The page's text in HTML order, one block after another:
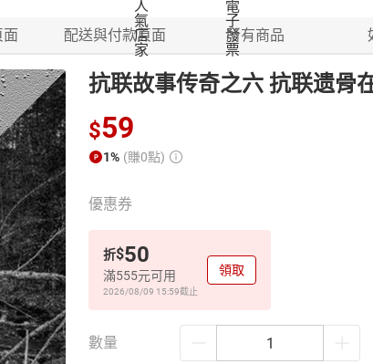
面 配送與付款頁面 所有商品
抗联故事传奇之六 抗联遗骨
$59
1% (賺0點)
優惠券
折$50
滿555元可用
2026/08/09 15:59截止
領取
數量